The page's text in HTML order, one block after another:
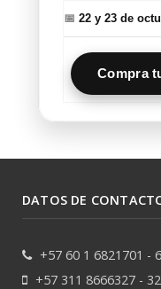
📅 22 y 23 de
Compra
DATOS DE
+57 60 1 6821701 -
+57 311 8666327 -